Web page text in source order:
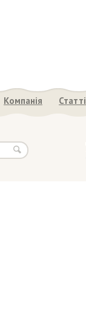
Компанія Статті